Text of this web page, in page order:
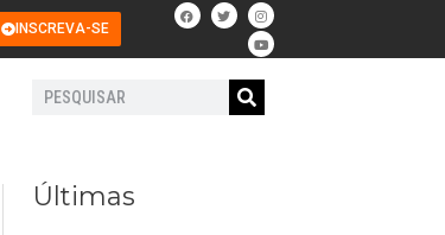
INSCREVA-SE
F
a
c
b
T
w
i
t
I
n
s
t
a
r
Y
o
u
t
u
e
Pesquisar
Últimas